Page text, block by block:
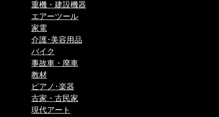
重機・建設機器
エアーツール
家電
介護･美容用品
バイク
事故車・廃車
教材
ピアノ･楽器
古家・古民家
現代アート